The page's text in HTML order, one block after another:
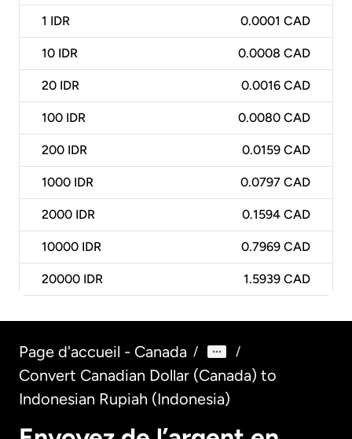
1 IDR 0.0001 CAD
10 IDR 0.0008 CAD
20 IDR 0.0016 CAD
100 IDR 0.0080 CAD
200 IDR 0.0159 CAD
1000 IDR 0.0797 CAD
2000 IDR 0.1594 CAD
10000 IDR 0.7969 CAD
20000 IDR 1.5939 CAD
Page d'accueil - Canada / /
Convert Canadian Dollar (Canada) to
Indonesian Rupiah (Indonesia)